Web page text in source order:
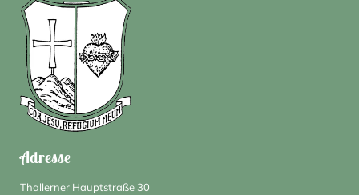
Adresse
Thallerner Hauptstraße 30